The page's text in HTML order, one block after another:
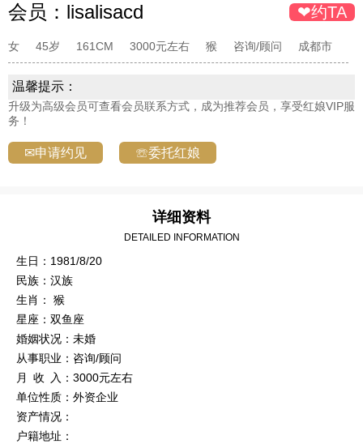
会员： lisalisacd ❤约TA
女 45岁 161CM 3000元左右 猴 咨询/顾问 成都市
温馨提示：
升级为高级会员可查看会员联系方式，成为推荐会员，享受红娘VIP服
务！
✉申请约见 ☏委托红娘
详细资料
DETAILED INFORMATION
生日：1981/8/20
民族：汉族
生肖： 猴
星座：双鱼座
婚姻状况：未婚
从事职业：咨询/顾问
月 收 入：3000元左右
单位性质：外资企业
资产情况：
户籍地址：